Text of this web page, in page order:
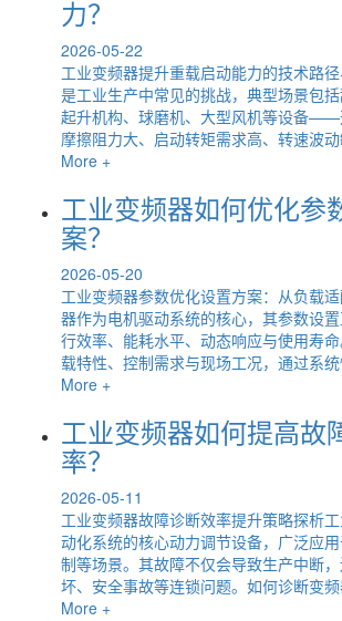
力？
2026-05-22
工业变频器提升重载启动能力的技术路
是工业生产中常见的挑战，典型场景包
起升机构、球磨机、大型风机等设备——
摩擦阻力大、启动转矩需求高、转速波
More +
工业变频器如何优化参
案？
2026-05-20
工业变频器参数优化设置方案：从负载
器作为电机驱动系统的核心，其参数设
行效率、能耗水平、动态响应与使用寿
载特性、控制需求与现场工况，通过系
More +
工业变频器如何提高故
率？
2026-05-11
工业变频器故障诊断效率提升策略探析
动化系统的核心动力调节设备，广泛应
制等场景。其故障不仅会导致生产中断
坏、安全事故等连锁问题。如何诊断变
More +